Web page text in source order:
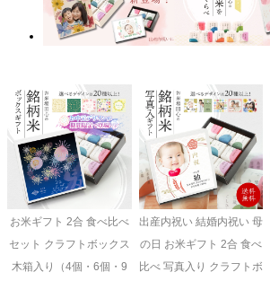
お米ギフト 2合 食べ比べ
セット クラフトボックス
木箱入り（4個・6個・9
出産内祝い 結婚内祝い 母
の日 お米ギフト 2合 食べ
比べ 写真入り クラフトボ